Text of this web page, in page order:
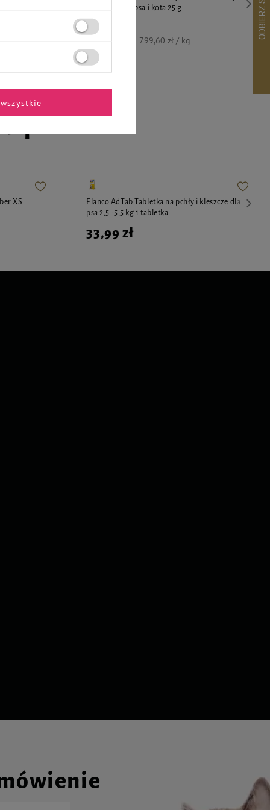
przysmak dla psa i kota 25 g
19,99 zł 799,60 zł / kg
XS
Elanco AdTab Tabletka na pchły i kleszcze dla
psa 2,5 -5,5 kg 1 tabletka
33,99 zł